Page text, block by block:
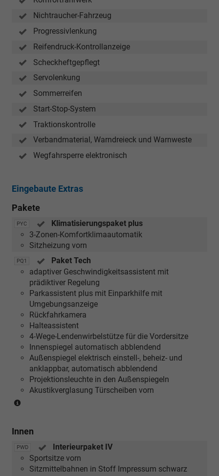
Nichtraucher-Fahrzeug
Progressivlenkung
Reifendruck-Kontrollanzeige
Scheckheftgepflegt
Servolenkung
Sommerreifen
Start-Stop-System
Traktionskontrolle
Verbandmaterial, Warndreieck und Warnweste
Wegfahrsperre elektronisch
Eingebaute Extras
Pakete
PYC
Klimatisierungspaket plus
3-Zonen-Komfortklimaautomatik
Sitzheizung vorn
PQ1
Paket Tech
adaptiver Geschwindigkeitsassistent mit
prädiktiver Regelung
Parkassistent plus mit Einparkhilfe mit
Umgebungsanzeige
Rückfahrkamera
Halteassistent
4-Wege-Lendenwirbelstütze für die Vordersitze
Innenspiegel automatisch abblendend
Außenspiegel elektrisch einstell-, beheiz- und
anklappbar, automatisch abblendend
Projektionsleuchte in den Außenspiegeln
Akustikverglasung Türscheiben vorn
mit
[4K6/7AL]
Komfortschlüssel
mit
Innen
PWD
Interieurpaket IV
Sportsitze vorn
Sitzmittelbahnen in Stoff Impressum schwarz